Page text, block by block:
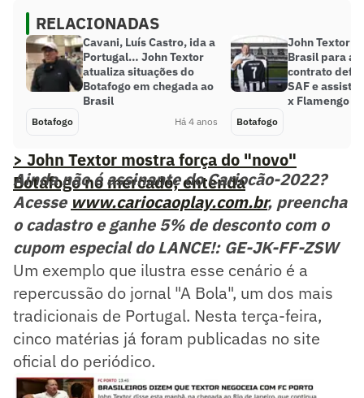
RELACIONADAS
Cavani, Luís Castro, ida a
Portugal… John Textor
atualiza situações do
Botafogo em chegada ao
Brasil
Botafogo Há 4 anos
John Textor
Brasil para
contrato
SAF e
x Flamengo
Botafogo
> John Textor mostra força do "novo"
Botafogo no mercado; entenda
Ainda não é assinante do Cariocão-2022?
Acesse www.cariocaoplay.com.br, preencha
o cadastro e ganhe 5% de desconto com o
cupom especial do LANCE!: GE-JK-FF-ZSW
Um exemplo que ilustra esse cenário é a
repercussão do jornal "A Bola", um dos mais
tradicionais de Portugal. Nesta terça-feira,
cinco matérias já foram publicadas no site
oficial do periódico.